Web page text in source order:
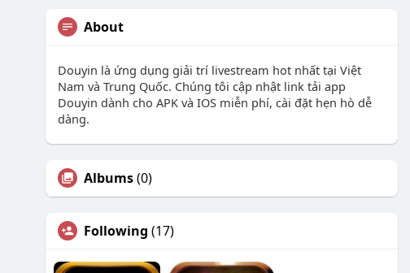
About
Douyin là ứng dụng giải trí livestream hot nhất tại Việt
Nam và Trung Quốc. Chúng tôi cập nhật link tải app
Douyin dành cho APK và IOS miễn phí, cài đặt hẹn hò dễ
dàng.
Albums(0)
Following (17)